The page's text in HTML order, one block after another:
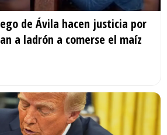
de Ávila hacen justicia por
a ladrón a comerse el maíz